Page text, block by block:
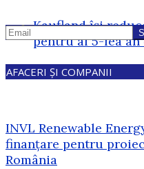
Kaufland își
pentru al 5-lea
AFACERI ȘI COMPANII
INVL Renewable
finanțare pentru
România